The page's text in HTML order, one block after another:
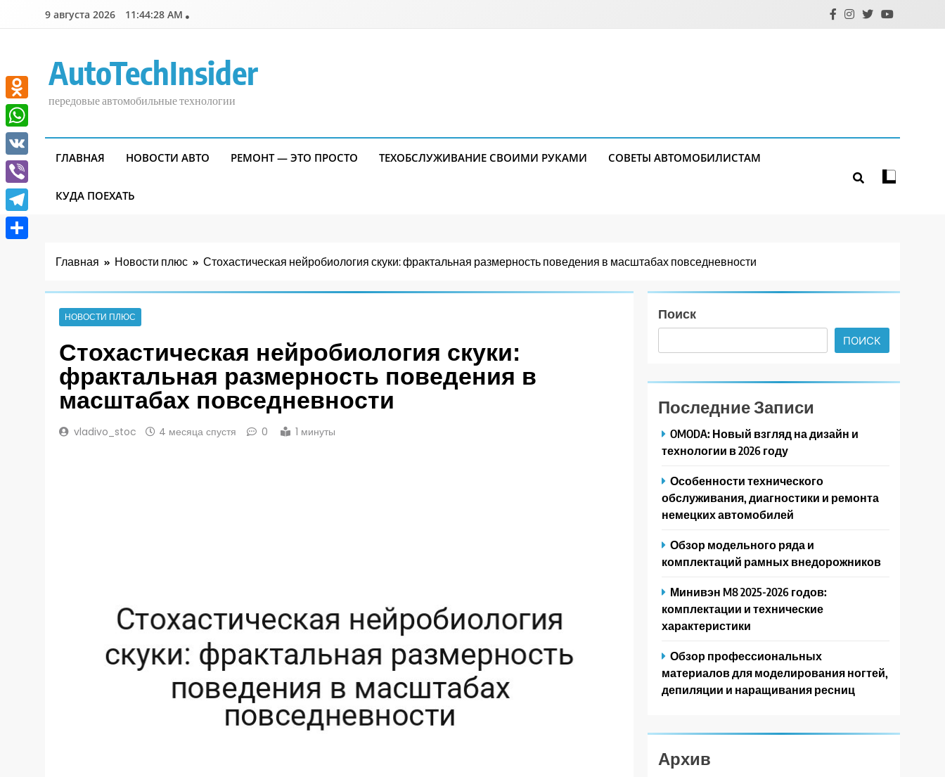
9 августа 2026 11:44:29 AM
AutoTechInsider
передовые автомобильные технологии
ГЛАВНАЯ НОВОСТИ АВТО РЕМОНТ — ЭТО ПРОСТО ТЕХОБСЛУЖИВАНИЕ СВОИМИ РУКАМИ СОВЕТЫ АВТОМОБИЛИСТАМ
КУДА ПОЕХАТЬ
Главная Новости плюс Стохастическая нейробиология скуки: фрактальная размерность поведения в масштабах повседневности
НОВОСТИ ПЛЮС
Стохастическая нейробиология скуки:
фрактальная размерность поведения в
масштабах повседневности
vladivo_stoc 4 месяца спустя 0 1 минуты
Поиск
ПОИСК
Последние Записи
OMODA: Новый взгляд на дизайн и
технологии в 2026 году
Особенности технического
обслуживания, диагностики и ремонта
немецких автомобилей
Обзор модельного ряда и
комплектаций рамных внедорожников
Минивэн M8 2025-2026 годов:
комплектации и технические
характеристики
Обзор профессиональных
материалов для моделирования ногтей,
депиляции и наращивания ресниц
Архив
Odnoklassniki
WhatsApp
VK
Viber
Telegram